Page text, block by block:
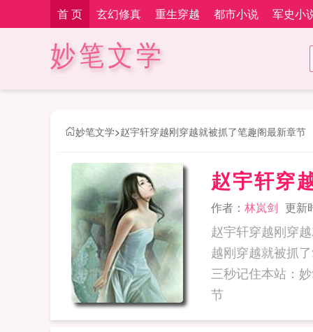
首 页 玄幻修真 重生穿越 都市小说 军史小
妙笔文学
妙笔文学>赵宇轩穿越刚穿越就被抓了笔趣阁最新章节
赵宇轩穿
作者： 林岚剑 更新
赵宇轩穿越刚穿
越刚穿越就被抓
三秒记住本站：妙笔文学 网址
节